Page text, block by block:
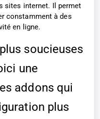
sites internet. Il permet
constamment à des
en ligne.
soucieuses
une
addons qui
plus